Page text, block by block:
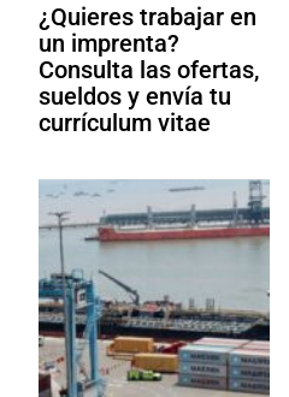
¿Quieres trabajar en
un imprenta?
Consulta las ofertas,
sueldos y envía tu
currículum vitae